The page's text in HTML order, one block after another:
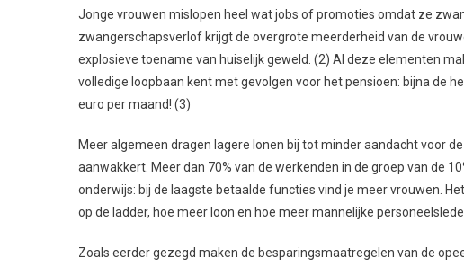
Jonge vrouwen mislopen heel wat jobs of promoties omdat ze
zwangerschapsverlof krijgt de overgrote meerderheid van de
explosieve toename van huiselijk geweld. (2) Al deze elementen
volledige loopbaan kent met gevolgen voor het pensioen: bijna de
euro per maand! (3)
Meer algemeen dragen lagere lonen bij tot minder aandacht voor
aanwakkert. Meer dan 70% van de werkenden in de groep van de
onderwijs: bij de laagste betaalde functies vind je meer vrouwen.
op de ladder, hoe meer loon en hoe meer mannelijke
Zoals eerder gezegd maken de besparingsmaatregelen van de